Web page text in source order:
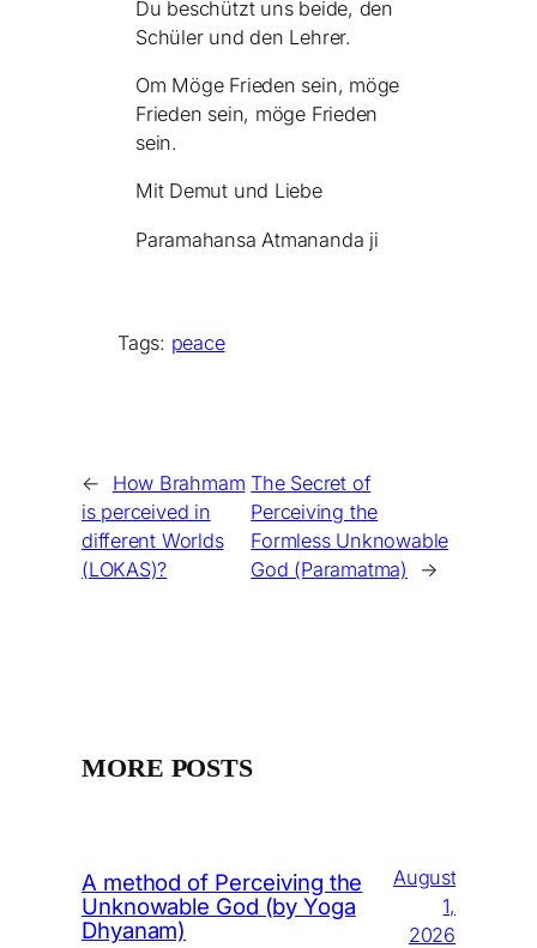
Du beschützt uns beide, den
Schüler und den Lehrer.
Om Möge Frieden sein, möge
Frieden sein, möge Frieden
sein.
Mit Demut und Liebe
Paramahansa Atmananda ji
Tags: peace
←
How Brahmam
is perceived in
different Worlds
(LOKAS)?
The Secret of
Perceiving the
Formless Unknowable
God (Paramatma)
→
MORE POSTS
A method of Perceiving the
Unknowable God (by Yoga
Dhyanam)
August
1,
2026